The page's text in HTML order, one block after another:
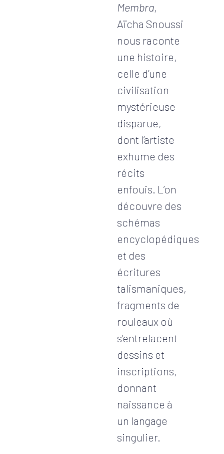
Membra,
Aïcha Snoussi
nous raconte
une histoire,
celle d’une
civilisation
mystérieuse
disparue,
dont l’artiste
exhume des
récits
enfouis. L’on
découvre des
schémas
encyclopédiques
et des
écritures
talismaniques,
fragments de
rouleaux où
s’entrelacent
dessins et
inscriptions,
donnant
naissance à
un langage
singulier.